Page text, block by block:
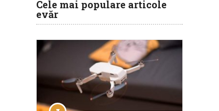
Cele mai populare articole
evăr